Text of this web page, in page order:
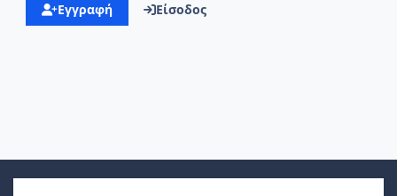
Εγγραφή Είσοδος